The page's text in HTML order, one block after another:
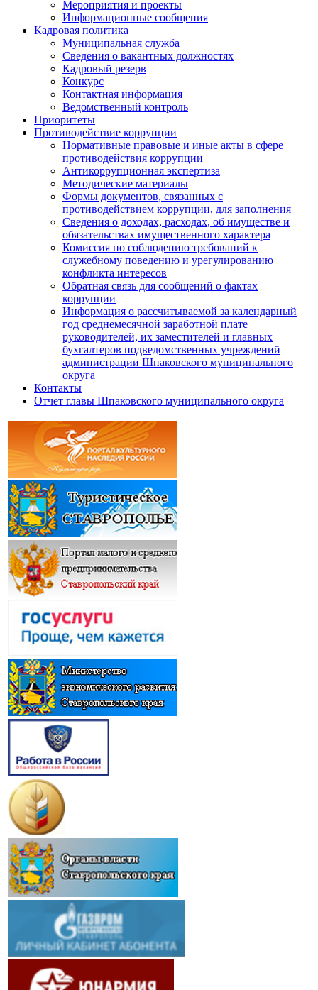
Мероприятия и проекты
Информационные сообщения
Кадровая политика
Муниципальная служба
Сведения о вакантных должностях
Кадровый резерв
Конкурс
Контактная информация
Ведомственный контроль
Приоритеты
Противодействие коррупции
Нормативные правовые и иные акты в сфере
противодействия коррупции
Антикоррупционная экспертиза
Методические материалы
Формы документов, связанных с
противодействием коррупции, для заполнения
Сведения о доходах, расходах, об имуществе и
обязательствах имущественного характера
Комиссия по соблюдению требований к
служебному поведению и урегулированию
конфликта интересов
Обратная связь для сообщений о фактах
коррупции
Информация о рассчитываемой за календарный
год среднемесячной заработной плате
руководителей, их заместителей и главных
бухгалтеров подведомственных учреждений
администрации Шпаковского муниципального
округа
Контакты
Отчет главы Шпаковского муниципального округа